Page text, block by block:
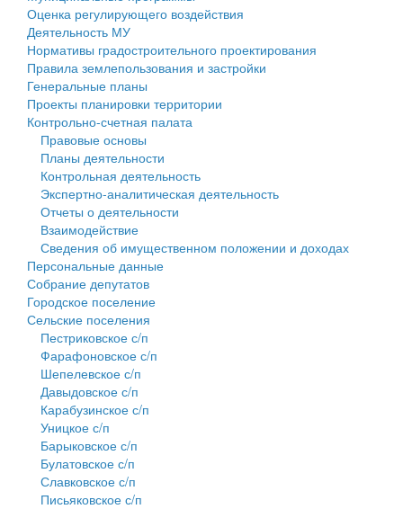
Правила землепользования и застройки
Генеральные планы
Проекты планировки территории
Собрание депутатов
Городское поселение
Сельские поселения
Оценка регулирующего воздействия
Деятельность МУ
Нормативы градостроительного проектирования
Правила землепользования и застройки
Генеральные планы
Проекты планировки территории
Контрольно-счетная палата
Правовые основы
Планы деятельности
Контрольная деятельность
Экспертно-аналитическая деятельность
Отчеты о деятельности
Взаимодействие
Сведения об имущественном положении и доходах
Персональные данные
Собрание депутатов
Городское поселение
Сельские поселения
Пестриковское с/п
Фарафоновское с/п
Шепелевское с/п
Давыдовское с/п
Карабузинское с/п
Уницкое с/п
Барыковское с/п
Булатовское с/п
Славковское с/п
Письяковское с/п